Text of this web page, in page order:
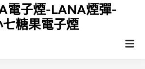
電子煙-LANA煙彈-
糖果電子煙